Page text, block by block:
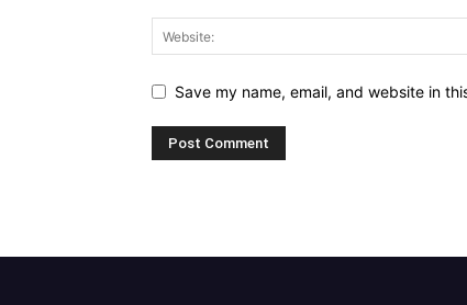
Save my name, email, and website in